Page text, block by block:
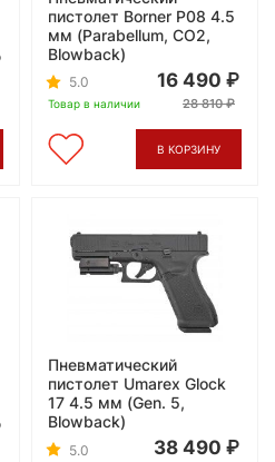
пистолет Borner P08 4.5
мм (Parabellum, CO2,
Blowback)
5.0
Товар в наличии
16 490
28 810
В КОРЗИНУ
Пневматический
пистолет Umarex Glock
17 4.5 мм (Gen. 5,
Blowback)
5.0 38 490